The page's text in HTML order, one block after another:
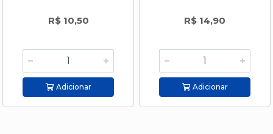
R$ 10,50
Adicionar
R$ 14,90
Adicionar